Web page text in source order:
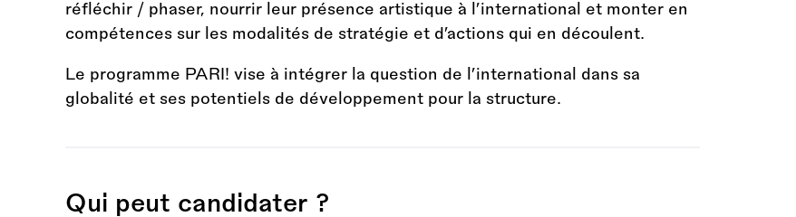
réfléchir / phaser, nourrir leur présence artistique à l’international et monter en
compétences sur les modalités de stratégie et d’actions qui en découlent.
Le programme PARI! vise à intégrer la question de l’international dans sa
globalité et ses potentiels de développement pour la structure.
Qui peut candidater ?